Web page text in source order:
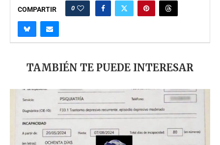
COMPARTIR 0
TAMBIÉN TE PUEDE INTERESAR